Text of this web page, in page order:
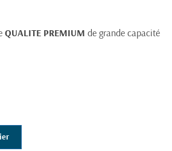
QUALITE PREMIUM de grande capacité